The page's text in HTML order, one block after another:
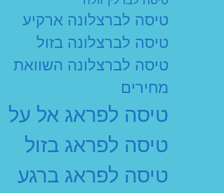
טיסה לברצלונה ארקיע
טיסה לברצלונה בזול
טיסה לברצלונה השוואת
מחירים
טיסה לפראג אל על
טיסה לפראג בזול
טיסה לפראג ברגע